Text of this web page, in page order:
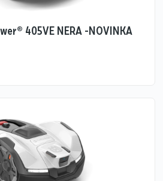
405VE NERA -NOVINKA